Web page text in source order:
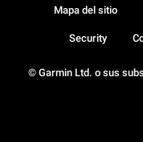
© Garmin Ltd. o sus
Mapa del sitio
Security